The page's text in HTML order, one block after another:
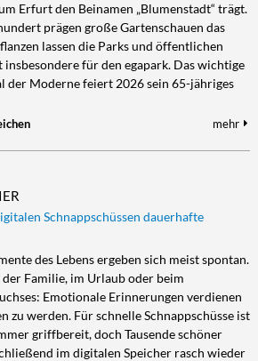
Erfurt den Beinamen „Blumenstadt“ trägt.
prägen große Gartenschauen das
lassen die Parks und öffentlichen
insbesondere für den egapark. Das wichtige
der Moderne feiert 2026 sein 65-jähriges
mehr
Schnappschüssen dauerhafte
des Lebens ergeben sich meist spontan.
Familie, im Urlaub oder beim
Emotionale Erinnerungen verdienen
zu werden. Für schnelle Schnappschüsse ist
griffbereit, doch Tausende schöner
im digitalen Speicher rasch wieder